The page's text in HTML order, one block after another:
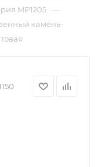
MP1205 —
камень-